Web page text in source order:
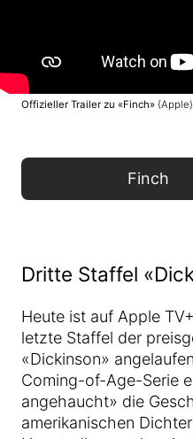
Offizieller Trailer zu «Finch» (Apple)
Finch
Dritte Staffel
Heute ist auf Apple
letzte Staffel der
«Dickinson»
Coming-of-Age-Serie
angehaucht» die
amerikanischen